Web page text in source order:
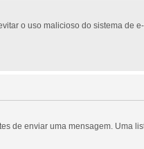
o uso malicioso do sistema de
de enviar uma mensagem. Uma